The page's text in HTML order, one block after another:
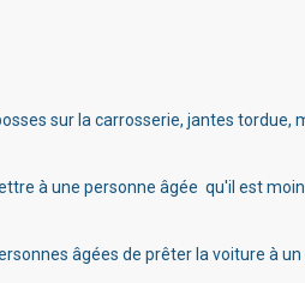
sur la carrosserie, jantes tordue,
à une personne âgée qu'il est
âgées de prêter la voiture à